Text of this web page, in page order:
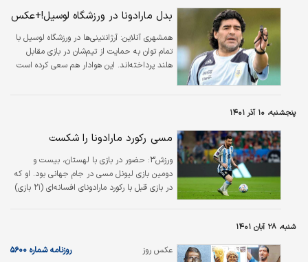
بدل مارادونا در ورزشگاه لوسیل!+عکس
همشهری آنلاین: آرژانتینی‌ها در ورزشگاه لوسیل با
تمام توان به حمایت از تیم‌شان در بازی مقابل
هلند پرداخته‌اند. این هوادار هم سعی کرده است
پنجشنبه، ۱۰ آذر ۱۴۰۱
مسی رکورد مارادونا را شکست
ورزش3:
حضور در بازی با لهستان، بیست و
دومین بازی لیونل مسی در جام جهانی بود. او که
در بازی قبل با رکورد مارادونای افسانه‌ای (۲۱ بازی)
شنبه، ۲۸ آبان ۱۴۰۱
عکس روز روزنامه شماره ۵۶۰۰